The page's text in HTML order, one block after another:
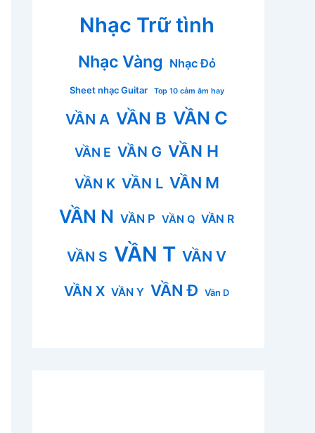
Nhạc Trữ tình
Nhạc Vàng Nhạc Đỏ
Sheet nhạc Guitar Top 10 cảm âm hay
VẦN A VẦN B VẦN C
VẦN E VẦN G VẦN H
VẦN K VẦN L VẦN M
VẦN N VẦN P VẦN Q VẦN R
VẦN S VẦN T VẦN V
VẦN X VẦN Y VẦN Đ Vần D